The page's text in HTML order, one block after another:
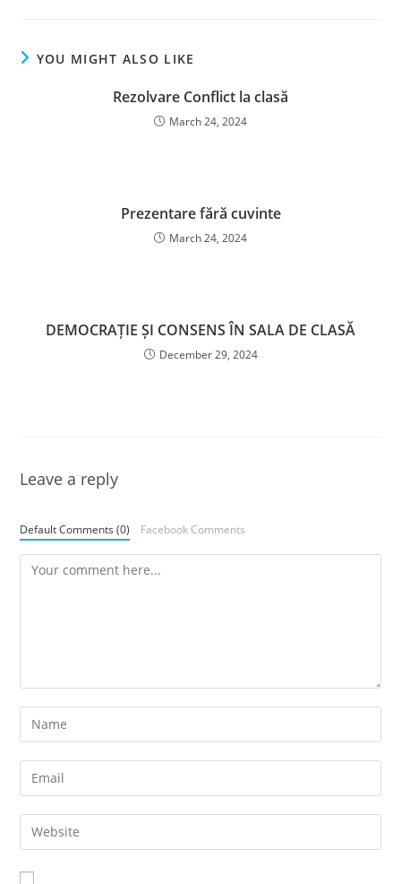
YOU MIGHT ALSO LIKE
Rezolvare Conflict la clasă
March 24, 2024
Prezentare fără cuvinte
March 24, 2024
DEMOCRAȚIE ȘI CONSENS ÎN SALA DE CLASĂ
December 29, 2024
Leave a reply
Default Comments (0) Facebook Comments